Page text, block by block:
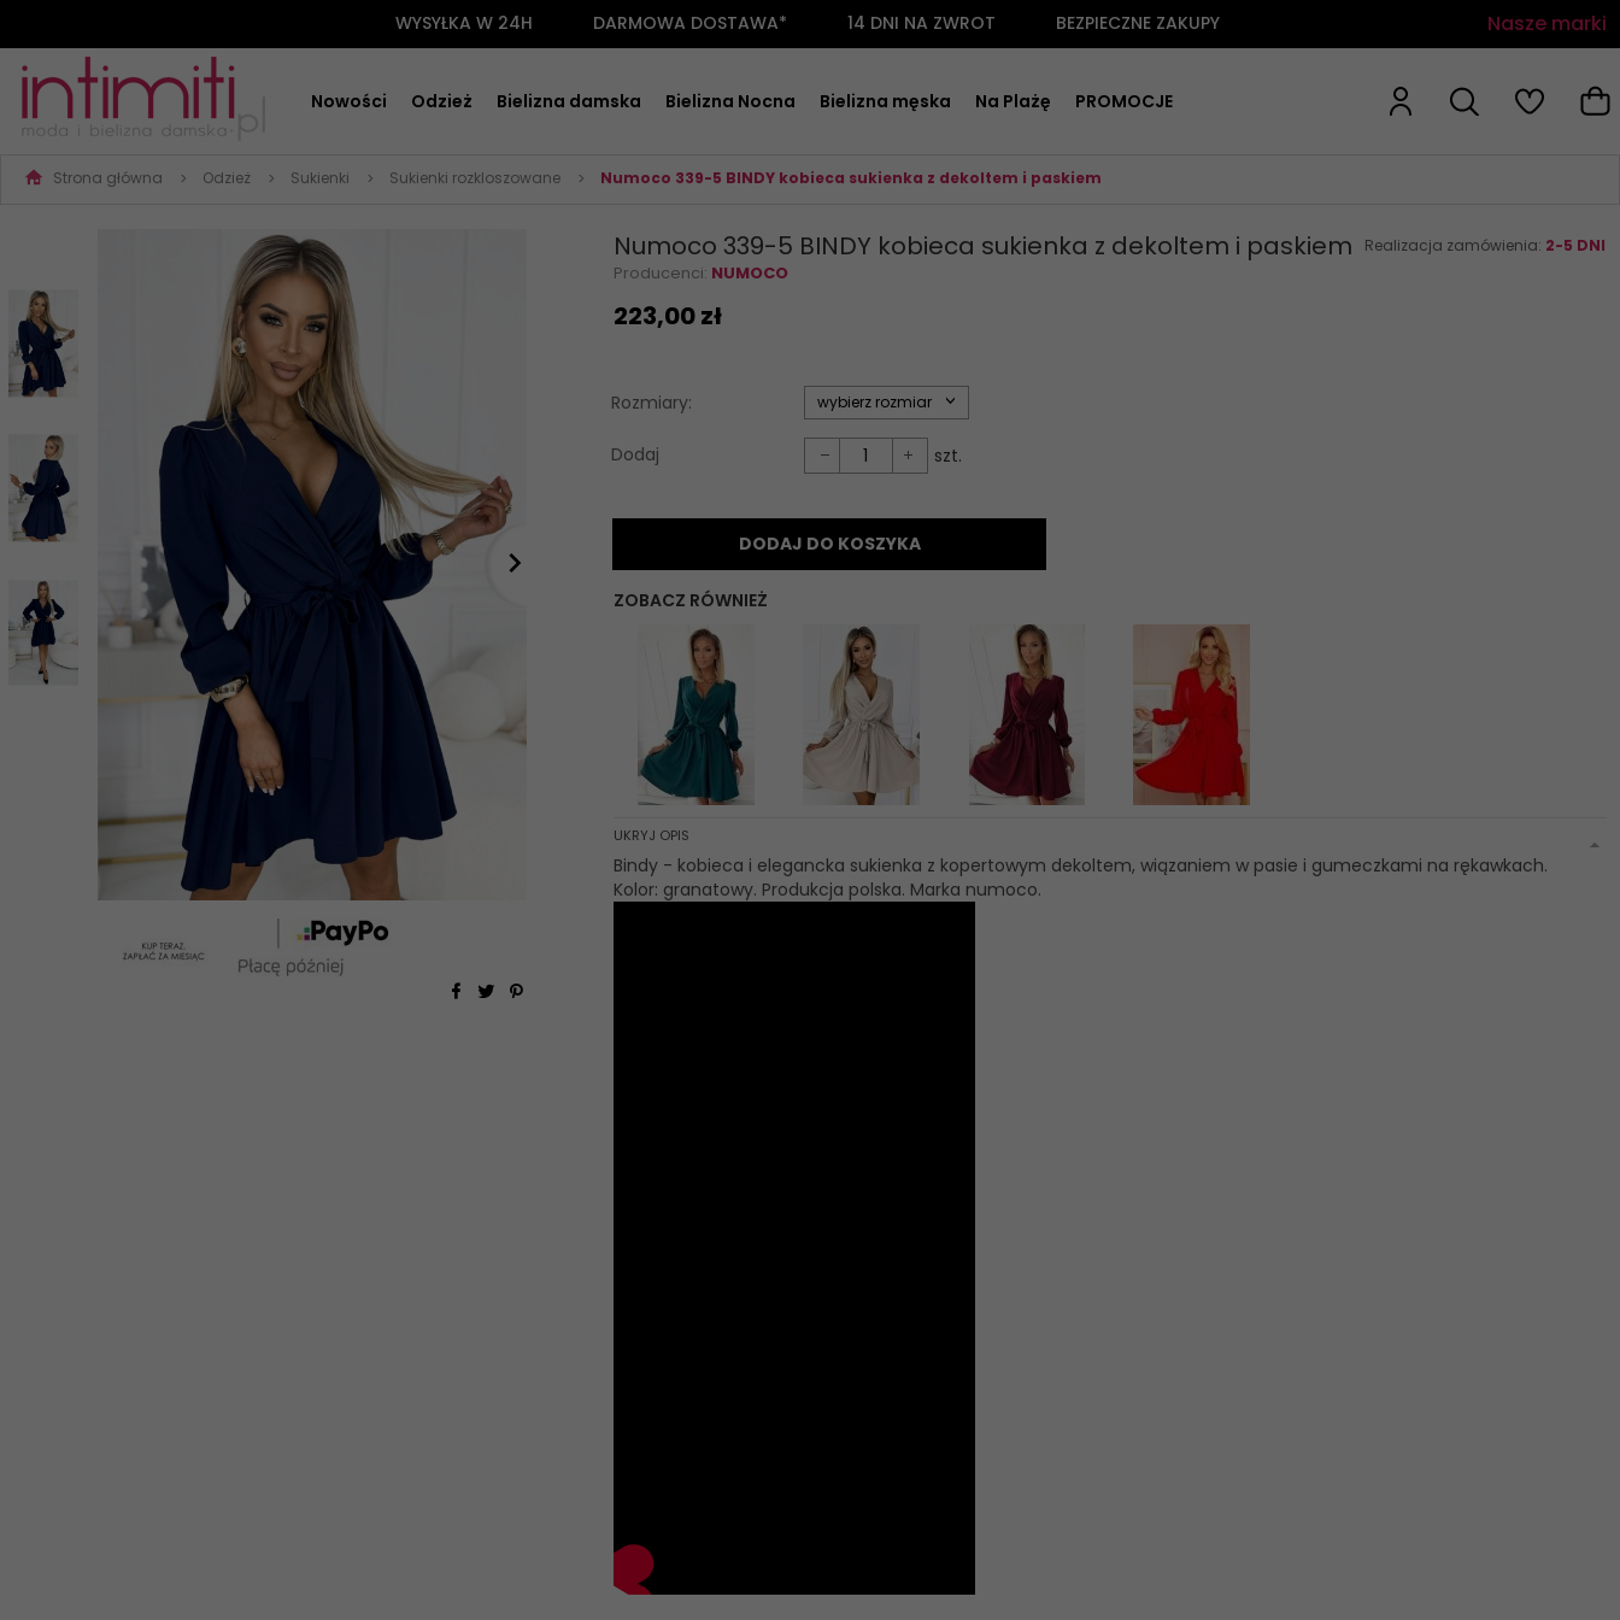
WYSYŁKA W 24H DARMOWA DOSTAWA* 14 DNI NA ZWROT BEZPIECZNE ZAKUPY Nasze marki
Nowości Odzież Bielizna damska Bielizna Nocna Bielizna męska Na Plażę PROMOCJE
Strona główna Odzież Sukienki Sukienki rozkloszowane Numoco 339-5 BINDY kobieca sukienka z dekoltem i paskiem
Numoco 339-5 BINDY kobieca sukienka z dekoltem i paskiem
Producenci: NUMOCO
Realizacja zamówienia: 2-5 DNI
223,00zł
Rozmiary: options[35]
wybierz rozmiar
Dodaj szt.
DODAJ DO KOSZYKA
ZOBACZ RÓWNIEŻ
UKRYJ OPIS
Bindy - kobieca i elegancka sukienka z kopertowym dekoltem, wiązaniem w pasie i gumeczkami na rękawkach.
Kolor: granatowy. Produkcja polska. Marka numoco.